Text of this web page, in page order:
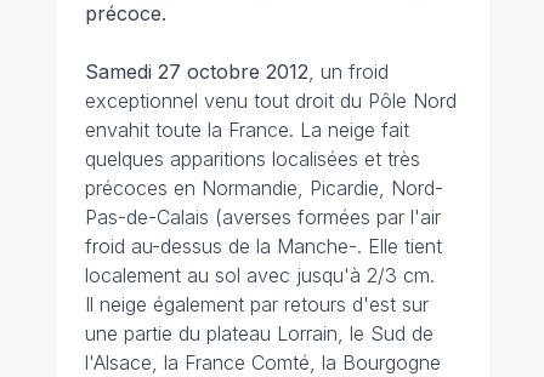
précoce.
Samedi 27 octobre 2012, un froid
exceptionnel venu tout droit du Pôle Nord
envahit toute la France. La neige fait
quelques apparitions localisées et très
précoces en Normandie, Picardie, Nord-
Pas-de-Calais (averses formées par l'air
froid au-dessus de la Manche-. Elle tient
localement au sol avec jusqu'à 2/3 cm.
Il neige également par retours d'est sur
une partie du plateau Lorrain, le Sud de
l'Alsace, la France Comté, la Bourgogne